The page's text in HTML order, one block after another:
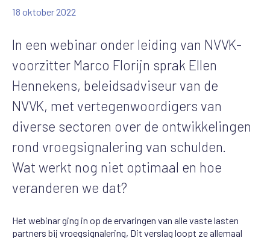
18 oktober 2022
In een webinar onder leiding van NVVK-
voorzitter Marco Florijn sprak Ellen
Hennekens, beleidsadviseur van de
NVVK, met vertegenwoordigers van
diverse sectoren over de ontwikkelingen
rond vroegsignalering van schulden.
Wat werkt nog niet optimaal en hoe
veranderen we dat?
Het webinarging in op de ervaringen van alle vaste lasten
partners bij vroegsignalering, Dit verslag loopt ze allemaal